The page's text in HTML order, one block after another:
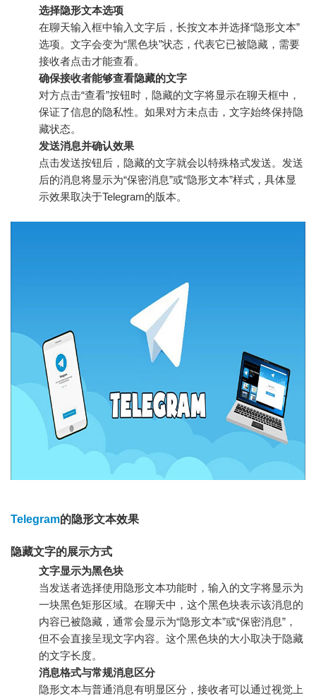
选择隐形文本选项
在聊天输入框中输入文字后，长按文本并选择“隐形文本”
选项。文字会变为“黑色块”状态，代表它已被隐藏，需要
接收者点击才能查看。
确保接收者能够查看隐藏的文字
对方点击“查看”按钮时，隐藏的文字将显示在聊天框中，
保证了信息的隐私性。如果对方未点击，文字始终保持隐
藏状态。
发送消息并确认效果
点击发送按钮后，隐藏的文字就会以特殊格式发送。发送
后的消息将显示为“保密消息”或“隐形文本”样式，具体显
示效果取决于Telegram的版本。
Telegram的隐形文本效果
隐藏文字的展示方式
文字显示为黑色块
当发送者选择使用隐形文本功能时，输入的文字将显示为
一块黑色矩形区域。在聊天中，这个黑色块表示该消息的
内容已被隐藏，通常会显示为“隐形文本”或“保密消息”，
但不会直接呈现文字内容。这个黑色块的大小取决于隐藏
的文字长度。
消息格式与常规消息区分
隐形文本与普通消息有明显区分，接收者可以通过视觉上